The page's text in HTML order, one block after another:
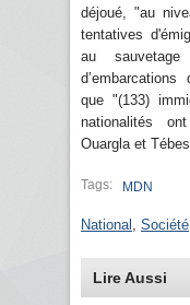
déjoué, "au
tentatives
au
que "(133)
nationalités
Ouargla et
Tags: MDN
National Société
Lire Aussi